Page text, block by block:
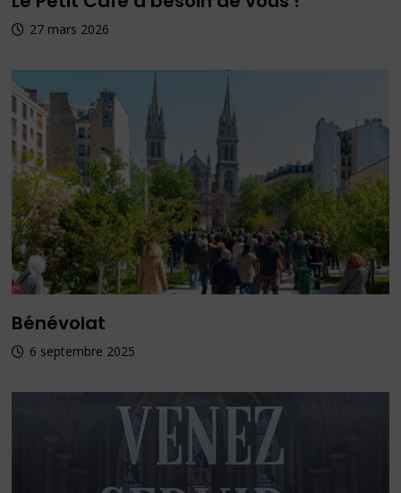
27 mars 2026
Bénévolat
6 septembre 2025